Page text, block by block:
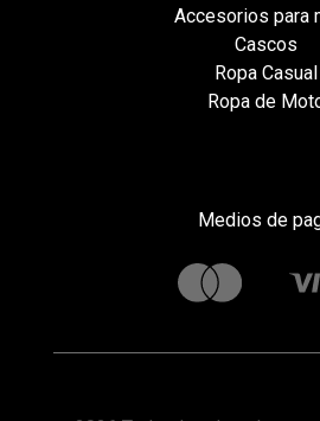
Accesorios para
Cascos
Ropa Casual
Ropa de
Medios de